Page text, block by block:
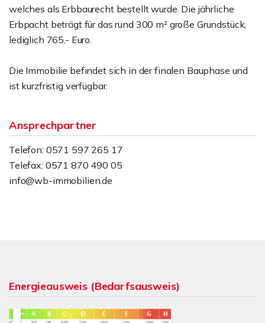
welches als Erbbaurecht bestellt wurde. Die jährliche
Erbpacht beträgt für das rund 300 m² große Grundstück,
lediglich 765,- Euro.
Die Immobilie befindet sich in der finalen Bauphase und
ist kurzfristig verfügbar.
Ansprechpartner
Telefon: 0571 597 265 17
Telefax: 0571 870 490 05
info@wb-immobilien.de
Energieausweis (Bedarfsausweis)